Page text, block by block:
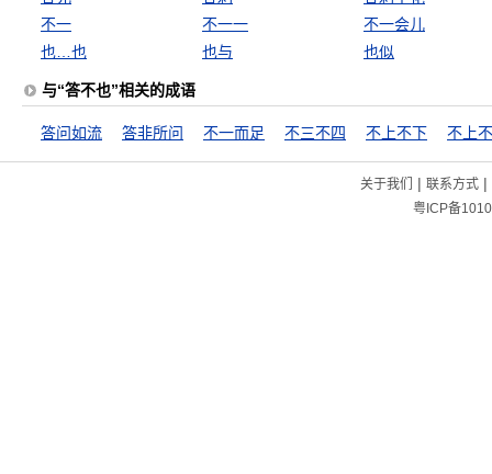
不一
不一一
不一会儿
也…也
也与 也似
与“答不也”相关的成语
答问如流 答非所问 不一而足 不三不四 不上不下 不上
关于我们 | 联系方式|
粤ICP备